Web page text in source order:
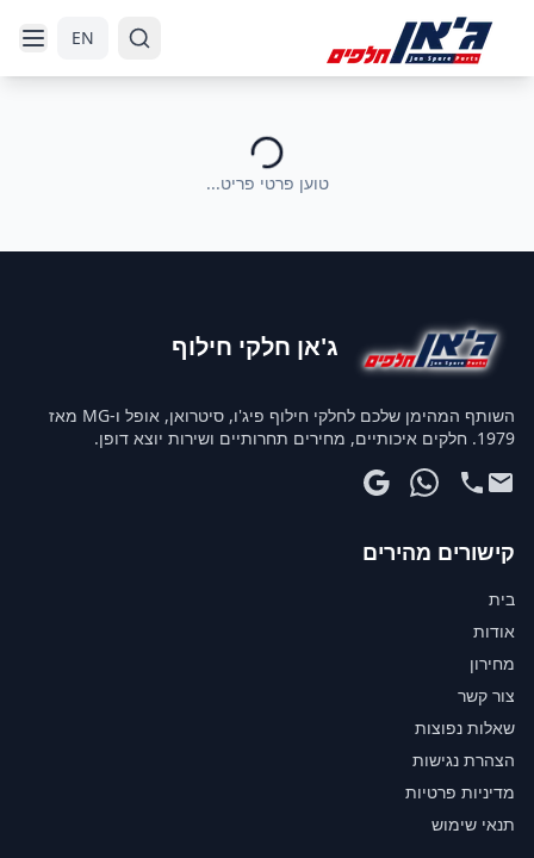
EN
טוען פרטי פריט...
ג'אן חלקי חילוף
השותף המהימן שלכם לחלקי חילוף פיג'ו, סיטרואן, אופל ו-MG מאז
1979. חלקים איכותיים, מחירים תחרותיים ושירות יוצא דופן.
קישורים מהירים
בית
אודות
מחירון
צור קשר
שאלות נפוצות
הצהרת נגישות
מדיניות פרטיות
תנאי שימוש